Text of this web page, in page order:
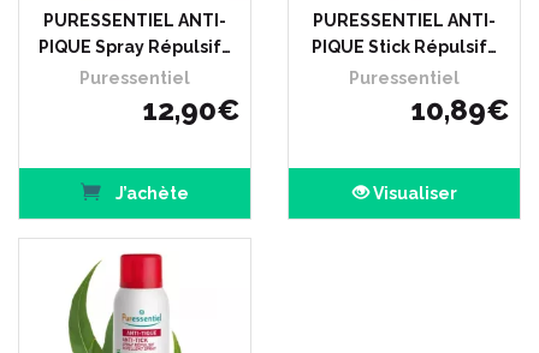
PURESSENTIEL ANTI-
PIQUE Spray Répulsif…
Puressentiel
12,90€
J’achète
PURESSENTIEL ANTI-
PIQUE Stick Répulsif…
Puressentiel
10,89€
Visualiser